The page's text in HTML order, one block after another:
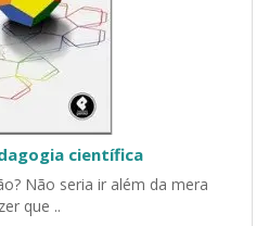
científica
Não seria ir além da mera
que ..